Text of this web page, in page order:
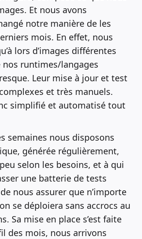
Et nous avons
notre manière de les
mois. En effet, nous
lors d’images différentes
nos runtimes/langages
Leur mise à jour et test
et très manuels.
simplifié et automatisé tout
semaines nous disposons
générée régulièrement,
selon les besoins, et à qui
une batterie de tests
nous assurer que n’importe
se déploiera sans accrocs au
Sa mise en place s’est faite
des mois, nous arrivons